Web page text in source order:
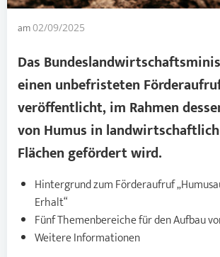
am02/09/2025
Das
einen unbefristeten
veröffentlicht, im Rahmen
von Humus in
Flächen gefördert wird.
Hintergrund zum Förderaufruf
Erhalt“
Fünf Themenbereiche für den Aufbau
Weitere Informationen